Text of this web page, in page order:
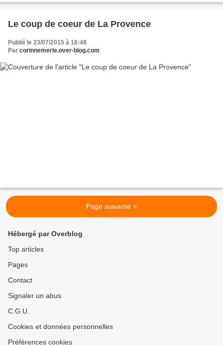
Le coup de coeur de La Provence
Publié le 23/07/2015 à 16:48
Par corinnemerle.over-blog.com
Page suivante >
Hébergé par Overblog
Top articles
Pages
Contact
Signaler un abus
C.G.U.
Cookies et données personnelles
Préférences cookies